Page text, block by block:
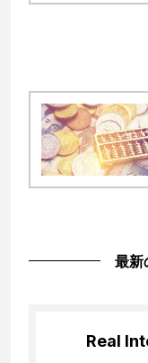
最新
Real